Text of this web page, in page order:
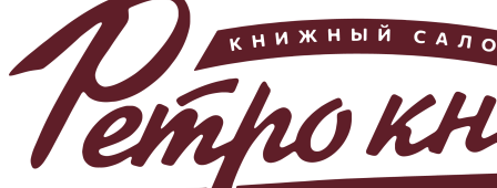
учётной
записи
пользователя